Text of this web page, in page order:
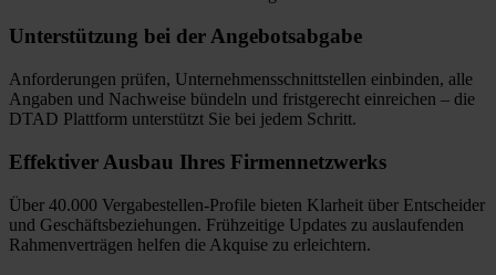
Unterstützung bei der Angebotsabgabe
Anforderungen prüfen, Unternehmensschnittstellen einbinden, alle
Angaben und Nachweise bündeln und fristgerecht einreichen – die
DTAD Plattform unterstützt Sie bei jedem Schritt.
Effektiver Ausbau Ihres Firmennetzwerks
Über 40.000 Vergabestellen-Profile bieten Klarheit über Entscheider
und Geschäftsbeziehungen. Frühzeitige Updates zu auslaufenden
Rahmenverträgen helfen die Akquise zu erleichtern.